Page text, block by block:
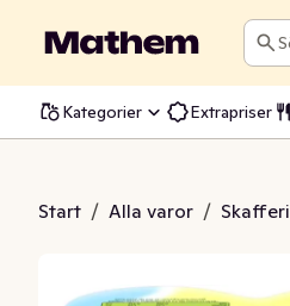
Sök
Kategorier Extrapriser
Start / Alla varor / Skafferi
Extra Crispy 3-p